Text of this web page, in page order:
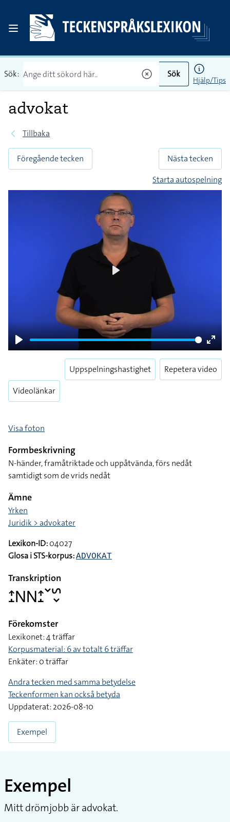
Sök: Sök
Hjälp/Tips
advokat
Tillbaka
Föregående tecken
Nästa tecken
Starta autospelning
Play
Enter
Videolänkar
Uppspelningshastighet Repetera video
Visa foton
Formbeskrivning
N-händer, framåtriktade och uppåtvända, förs nedåt
samtidigt som de vrids nedåt
Ämne
Yrken
Juridik > advokater
Lexikon-ID:04027
Glosa i STS-korpus:ADVOKAT
Transkription
􌤴􌤸􌥌􌥌􌤴􌤸􌥧􌥲􌦀
Förekomster
Lexikonet: 4 träffar
Korpusmaterial: 6 av totalt 6 träffar
Enkäter: 0 träffar
Andra tecken med samma betydelse
Teckenformen kan också betyda
Uppdaterat: 2026-08-10
Exempel
Exempel
Mitt drömjobb är advokat.